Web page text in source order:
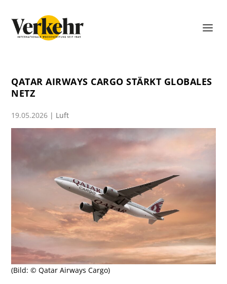
QATAR AIRWAYS CARGO STÄRKT GLOBALES
NETZ
19.05.2026 | Luft
(Bild: © Qatar Airways Cargo)